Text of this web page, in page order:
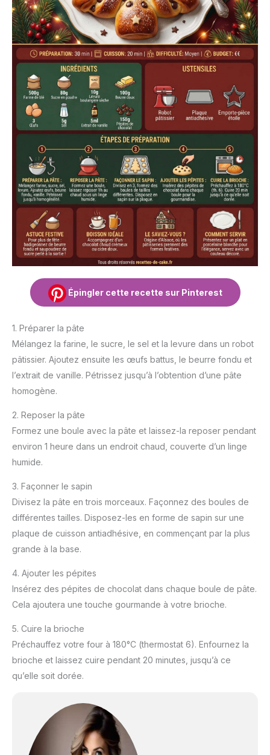
Épingler cette recette sur Pinterest
1. Préparer la pâte
Mélangez la farine, le sucre, le sel et la levure dans un robot
pâtissier. Ajoutez ensuite les œufs battus, le beurre fondu et
l’extrait de vanille. Pétrissez jusqu’à l’obtention d’une pâte
homogène.
2. Reposer la pâte
Formez une boule avec la pâte et laissez-la reposer pendant
environ 1 heure dans un endroit chaud, couverte d’un linge
humide.
3. Façonner le sapin
Divisez la pâte en trois morceaux. Façonnez des boules de
différentes tailles. Disposez-les en forme de sapin sur une
plaque de cuisson antiadhésive, en commençant par la plus
grande à la base.
4. Ajouter les pépites
Insérez des pépites de chocolat dans chaque boule de pâte.
Cela ajoutera une touche gourmande à votre brioche.
5. Cuire la brioche
Préchauffez votre four à 180°C (thermostat 6). Enfournez la
brioche et laissez cuire pendant 20 minutes, jusqu’à ce
qu’elle soit dorée.